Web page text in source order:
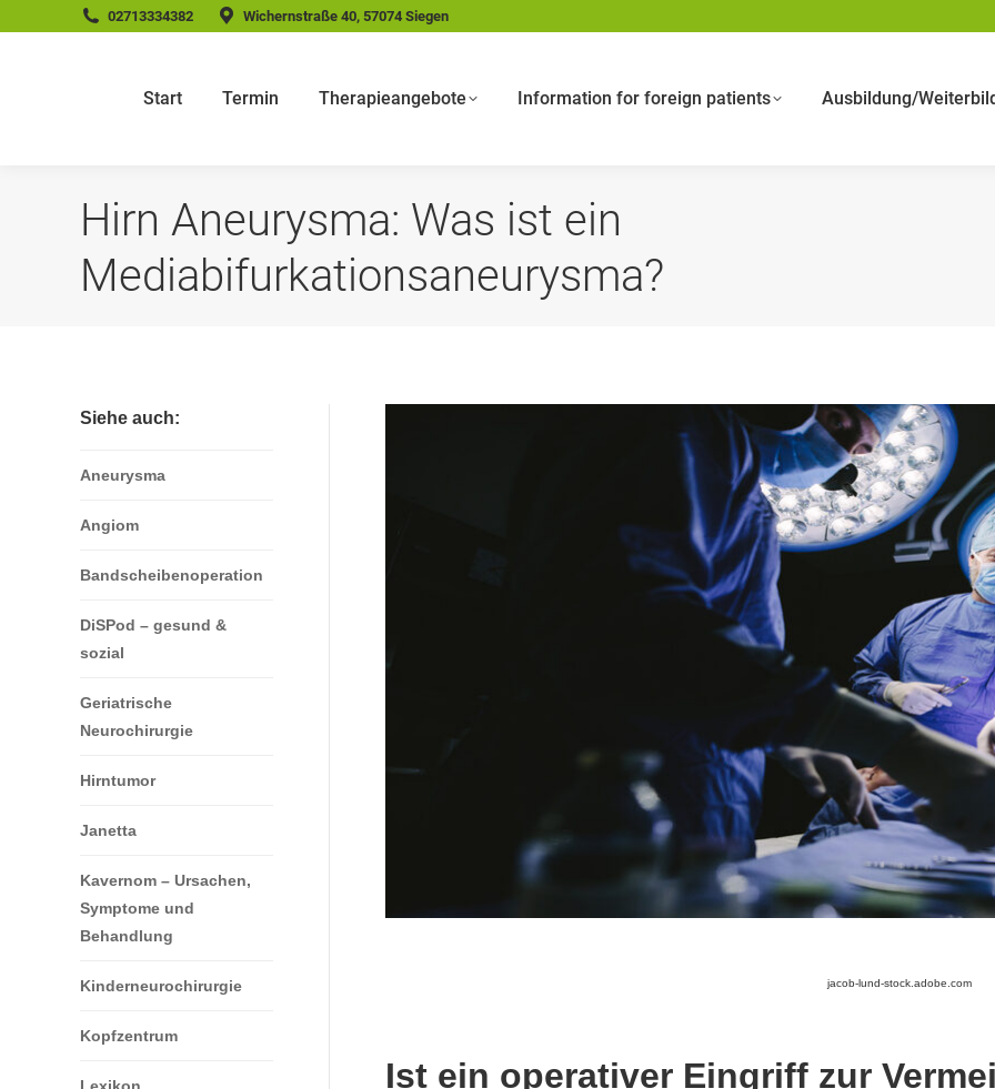
02713334382 Wichernstraße 40, 57074 Siegen
Start Termin Therapieangebote Information for foreign patients Ausbildung/
Hirn Aneurysma: Was ist ein
Mediabifurkationsaneurysma?
jacob-lund-stock.adobe.com
Ist ein operativer Eingriff zur
Siehe auch:
Aneurysma
Angiom
Bandscheibenoperation
DiSPod – gesund &
sozial
Geriatrische
Neurochirurgie
Hirntumor
Janetta
Kavernom – Ursachen,
Symptome und
Behandlung
Kinderneurochirurgie
Kopfzentrum